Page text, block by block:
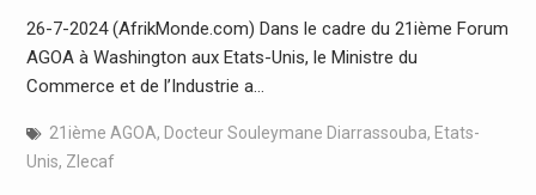
26-7-2024 (AfrikMonde.com) Dans le cadre du 21ième Forum
AGOA à Washington aux Etats-Unis, le Ministre du
Commerce et de l’Industrie a…
21ième AGOA, Docteur Souleymane Diarrassouba, Etats-
Unis, Zlecaf